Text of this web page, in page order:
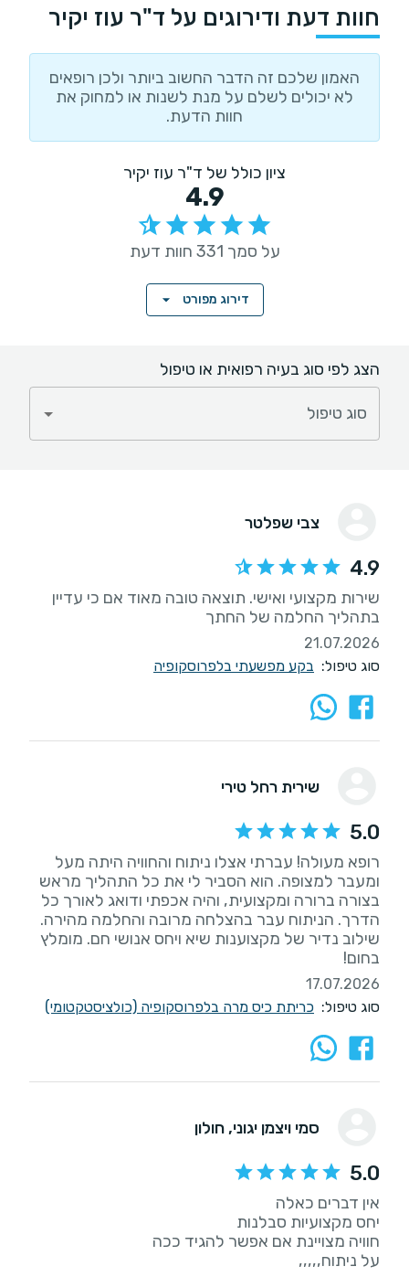
חוות דעת ודירוגים על ד"ר עוז יקיר
האמון שלכם זה הדבר החשוב ביותר ולכן רופאים
לא יכולים לשלם על מנת לשנות או למחוק את
חוות הדעת.
ציון כולל של ד"ר עוז יקיר
4.9
על סמך 331 חוות דעת
דירוג מפורט
הצג לפי סוג בעיה רפואית או טיפול
סוג טיפול
צבי שפלטר
4.9
שירות מקצועי ואישי. תוצאה טובה מאוד אם כי עדיין
בתהליך החלמה של החתך
21.07.2026
סוג טיפול: בקע מפשעתי בלפרוסקופיה
שירית רחל טירי
5.0
רופא מעולה! עברתי אצלו ניתוח והחוויה היתה מעל
ומעבר למצופה. הוא הסביר לי את כל התהליך מראש
בצורה ברורה ומקצועית, והיה אכפתי ודואג לאורך כל
הדרך. הניתוח עבר בהצלחה מרובה והחלמה מהירה.
שילוב נדיר של מקצוענות שיא ויחס אנושי חם. מומלץ
בחום!
17.07.2026
סוג טיפול: כריתת כיס מרה בלפרוסקופיה (כולציסטקטומי)
סמי ויצמן יגוני, חולון
5.0
על ניתוח,,,,,